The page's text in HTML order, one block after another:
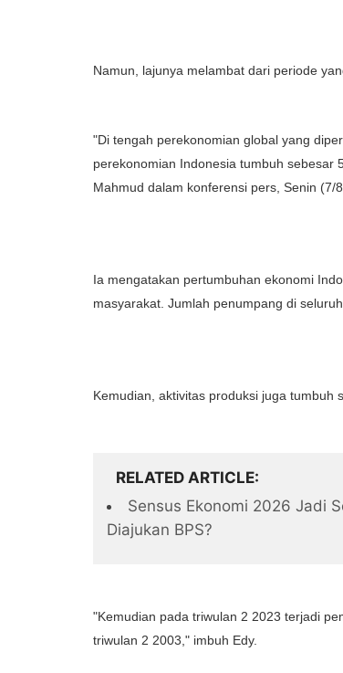
Namun, lajunya melambat dari periode
"Di tengah perekonomian global yang
perekonomian Indonesia tumbuh sebesar
Mahmud dalam konferensi pers, Senin (7/
Ia mengatakan pertumbuhan ekonomi
masyarakat. Jumlah penumpang di
Kemudian, aktivitas produksi juga tumbuh
RELATED ARTICLE
Sensus Ekonomi 2026 Jadi
Diajukan BPS?
"Kemudian pada triwulan 2 2023 terjadi
triwulan 2 2003," imbuh Edy.